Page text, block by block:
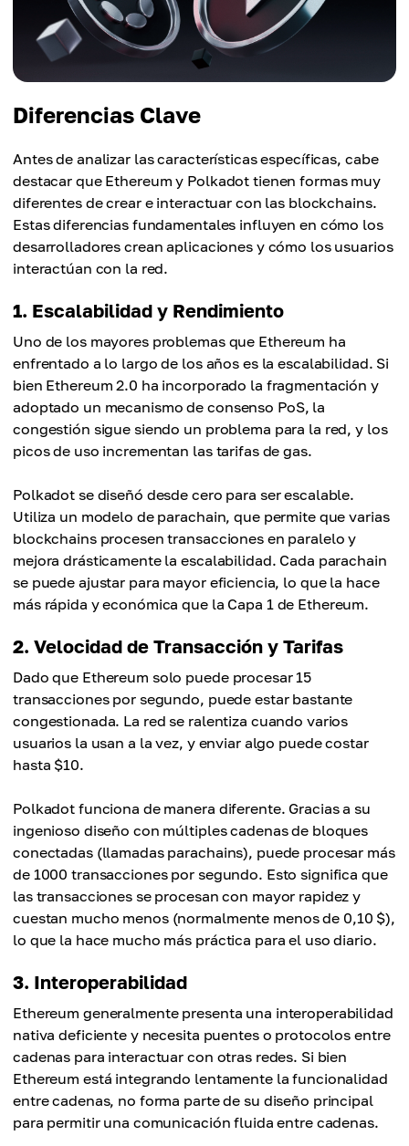
Diferencias Clave
Antes de analizar las características específicas, cabe
destacar que Ethereum y Polkadot tienen formas muy
diferentes de crear e interactuar con las blockchains.
Estas diferencias fundamentales influyen en cómo los
desarrolladores crean aplicaciones y cómo los usuarios
interactúan con la red.
1. Escalabilidad y Rendimiento
Uno de los mayores problemas que Ethereum ha
enfrentado a lo largo de los años es la escalabilidad. Si
bien Ethereum 2.0 ha incorporado la fragmentación y
adoptado un mecanismo de consenso PoS, la
congestión sigue siendo un problema para la red, y los
picos de uso incrementan las tarifas de gas.
Polkadot se diseñó desde cero para ser escalable.
Utiliza un modelo de parachain, que permite que varias
blockchains procesen transacciones en paralelo y
mejora drásticamente la escalabilidad. Cada parachain
se puede ajustar para mayor eficiencia, lo que la hace
más rápida y económica que la Capa 1 de Ethereum.
2. Velocidad de Transacción y Tarifas
Dado que Ethereum solo puede procesar 15
transacciones por segundo, puede estar bastante
congestionada. La red se ralentiza cuando varios
usuarios la usan a la vez, y enviar algo puede costar
hasta $10.
Polkadot funciona de manera diferente. Gracias a su
ingenioso diseño con múltiples cadenas de bloques
conectadas (llamadas parachains), puede procesar más
de 1000 transacciones por segundo. Esto significa que
las transacciones se procesan con mayor rapidez y
cuestan mucho menos (normalmente menos de 0,10 $),
lo que la hace mucho más práctica para el uso diario.
3. Interoperabilidad
Ethereum generalmente presenta una interoperabilidad
nativa deficiente y necesita puentes o protocolos entre
cadenas para interactuar con otras redes. Si bien
Ethereum está integrando lentamente la funcionalidad
entre cadenas, no forma parte de su diseño principal
para permitir una comunicación fluida entre cadenas.